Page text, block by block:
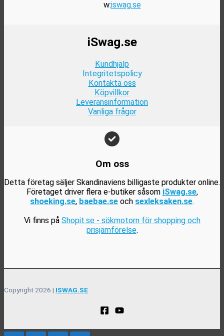
w:iswag.se
iSwag.se
Kundhjälp
Integritetspolicy
Kontakta oss
Köpvillkor
Leveransinformation
Vanliga frågor
Om oss
Detta företag säljer Skandinaviens billigaste produkter online.
Företaget driver flera e-butiker såsom iSwag.se,
shoeking.se, baebae.se och sexleksaken.se.
Vi finns på Shopit.se - sökmotorn för shopping och
prisjämförelse.
Copyright 2026 | ISWAG.SE